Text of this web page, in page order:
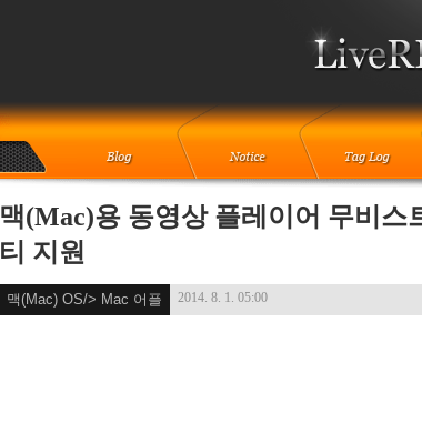
맥(Mac)용 동영상 플레이어 무비스
티 지원
맥(Mac) OS/> Mac 어플 2014. 8. 1. 05:00